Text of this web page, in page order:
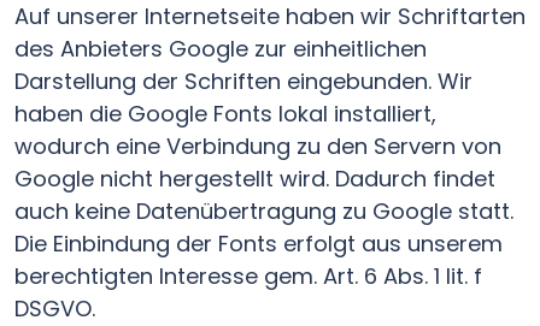
Auf unserer Internetseite haben wir Schriftarten
des Anbieters Google zur einheitlichen
Darstellung der Schriften eingebunden. Wir
haben die Google Fonts lokal installiert,
wodurch eine Verbindung zu den Servern von
Google nicht hergestellt wird. Dadurch findet
auch keine Datenübertragung zu Google statt.
Die Einbindung der Fonts erfolgt aus unserem
berechtigten Interesse gem. Art. 6 Abs. 1 lit. f
DSGVO.